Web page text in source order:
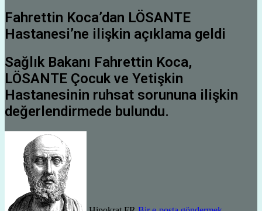
Fahrettin Koca’dan LÖSANTE
Hastanesi’ne ilişkin açıklama geldi
Sağlık Bakanı Fahrettin Koca,
LÖSANTE Çocuk ve Yetişkin
Hastanesinin ruhsat sorununa ilişkin
değerlendirmede bulundu.